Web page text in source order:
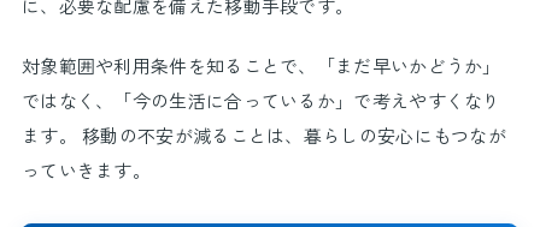
対象範囲や利用条件を知ることで、「まだ早いかどうか」
ではなく、「今の生活に合っているか」で考えやすくなり
ます。 移動の不安が減ることは、暮らしの安心にもつなが
っていきます。